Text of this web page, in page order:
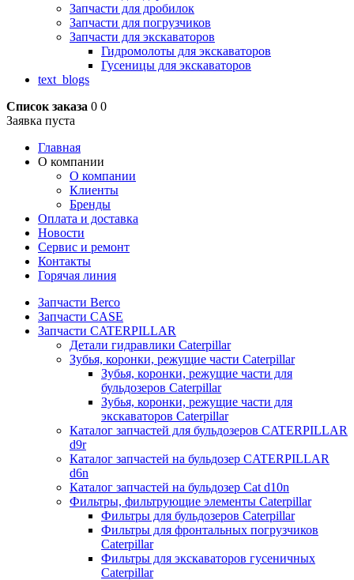
Запчасти для дробилок
Запчасти для погрузчиков
Запчасти для экскаваторов
Гидромолоты для экскаваторов
Гусеницы для экскаваторов
text_blogs
Список заказа 0 0
Заявка пуста
Главная
О компании
О компании
Клиенты
Бренды
Оплата и доставка
Новости
Сервис и ремонт
Контакты
Горячая линия
Запчасти Berco
Запчасти CASE
Запчасти CATERPILLAR
Детали гидравлики Caterpillar
Зубья, коронки, режущие части Caterpillar
Зубья, коронки, режущие части для
бульдозеров Caterpillar
Зубья, коронки, режущие части для
экскаваторов Caterpillar
Каталог запчастей для бульдозеров CATERPILLAR
d9r
Каталог запчастей на бульдозер CATERPILLAR
d6n
Каталог запчастей на бульдозер Сat d10n
Фильтры, фильтрующие элементы Caterpillar
Фильтры для бульдозеров Caterpillar
Фильтры для фронтальных погрузчиков
Caterpillar
Фильтры для экскаваторов гусеничных
Caterpillar